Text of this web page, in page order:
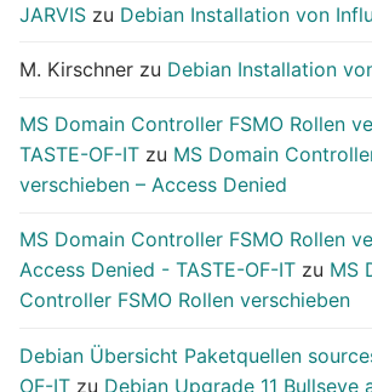
JARVIS zu Debian Installation von
M. Kirschner zu Debian Installation
MS Domain Controller FSMO Rollen
TASTE-OF-IT zu MS Domain
verschieben – Access Denied
MS Domain Controller FSMO Rollen
Access Denied - TASTE-OF-IT zu MS
Controller FSMO Rollen verschieben
Debian Übersicht Paketquellen
OF-IT zu Debian Upgrade 11 Bullseye